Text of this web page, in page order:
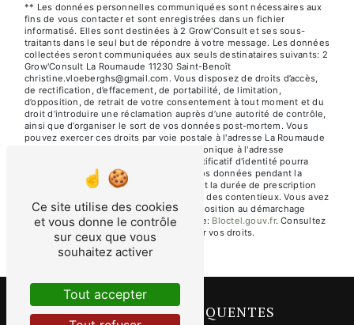
** Les données personnelles communiquées sont nécessaires aux
fins de vous contacter et sont enregistrées dans un fichier
informatisé. Elles sont destinées à 2 Grow'Consult et ses sous-
traitants dans le seul but de répondre à votre message. Les données
collectées seront communiquées aux seuls destinataires suivants: 2
Grow'Consult La Roumaude 11230 Saint-Benoît
christine.vloeberghs@gmail.com. Vous disposez de droits d’accès,
de rectification, d’effacement, de portabilité, de limitation,
d’opposition, de retrait de votre consentement à tout moment et du
droit d’introduire une réclamation auprès d’une autorité de contrôle,
ainsi que d’organiser le sort de vos données post-mortem. Vous
pouvez exercer ces droits par voie postale à l'adresse La Roumaude
11230 Saint-Benoît ou par courrier électronique à l'adresse
christine.vloeberghs@gmail.com. Un justificatif d'identité pourra
vous être demandé. Nous conservons vos données pendant la
période de prise de contact puis pendant la durée de prescription
légale aux fins probatoires et de gestion des contentieux. Vous avez
le droit de vous inscrire sur la liste d'opposition au démarchage
téléphonique, disponible à cette adresse:
Bloctel.gouv.fr. Consultez
le site cnil.fr pour plus d’informations sur vos droits.
RECHERCHES FRÉQUENTES
Ce site utilise des cookies
et vous donne le contrôle
sur ceux que vous
souhaitez activer
Tout accepter